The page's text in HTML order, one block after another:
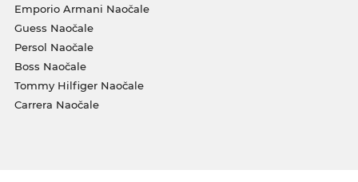
Emporio Armani Naočale
Guess Naočale
Persol Naočale
Boss Naočale
Tommy Hilfiger Naočale
Carrera Naočale